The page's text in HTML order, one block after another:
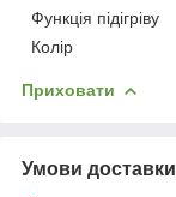
Функція підігріву
Колір
Приховати
Умови доставки